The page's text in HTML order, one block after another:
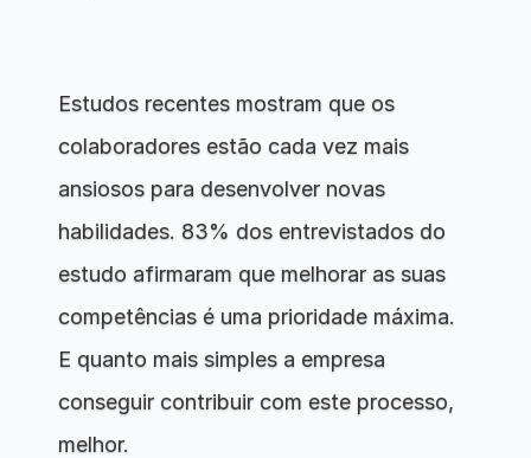
Estudos recentes mostram que os
colaboradores estão cada vez mais
ansiosos para desenvolver novas
habilidades. 83% dos entrevistados do
estudo afirmaram que melhorar as suas
competências é uma prioridade máxima.
E quanto mais simples a empresa
conseguir contribuir com este processo,
melhor.